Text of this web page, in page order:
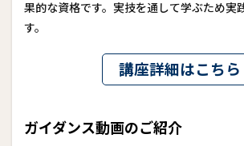
果的な資格です。実技を通して学ぶため実
す。
講座詳細はこちら
ガイダンス動画のご紹介